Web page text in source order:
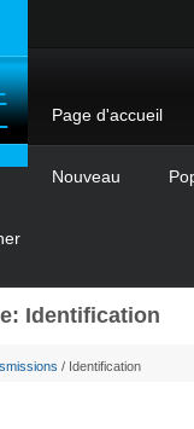
Page d'accueil
Nouveau
Identification
/ Identification